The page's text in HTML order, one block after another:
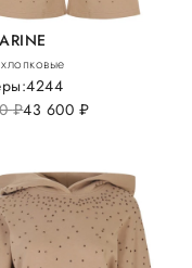
руб.43 600 руб.
4244